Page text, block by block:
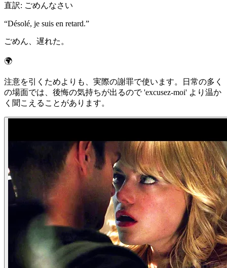
直訳: ごめんなさい
“Désolé, je suis en retard.”
ごめん、遅れた。
🌍
注意を引くためよりも、実際の謝罪で使います。日常の多く
の場面では、後悔の気持ちが出るので 'excusez-moi' より温か
く聞こえることがあります。